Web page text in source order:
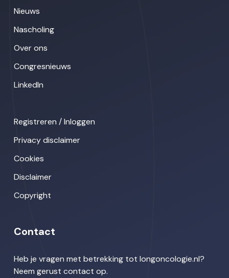
Nieuws
Nascholing
Over ons
Congresnieuws
LinkedIn
Registreren / Inloggen
Privacy disclaimer
Cookies
Disclaimer
Copyright
Contact
Heb je vragen met betrekking tot longoncologie.nl?
Neem gerust contact op.